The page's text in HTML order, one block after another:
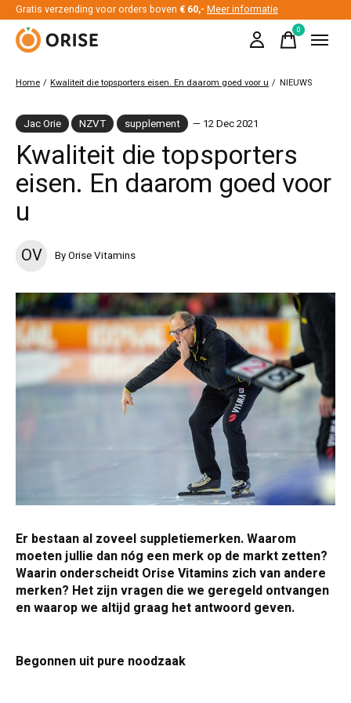
Gratis verzending voor orders boven € 60,- Meer informatie
0items
Home / Kwaliteit die topsporters eisen. En daarom goed voor u / NIEUWS
Jac Orie NZVT supplement — 12 Dec 2021
Kwaliteit die topsporters
eisen. En daarom goed voor
u
OV By Orise Vitamins
Er bestaan al zoveel suppletiemerken. Waarom
moeten jullie dan nóg een merk op de markt zetten?
Waarin onderscheidt Orise Vitamins zich van andere
merken? Het zijn vragen die we geregeld ontvangen
en waarop we altijd graag het antwoord geven.
Begonnen uit pure noodzaak